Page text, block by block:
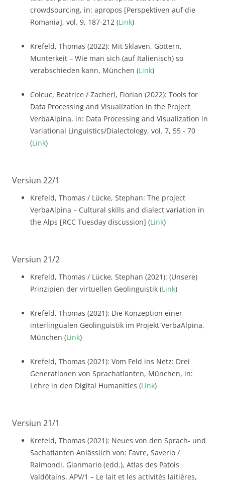
crowdsourcing, in: apropos [Perspektiven auf die
Romania], vol. 9, 187-212 (Link)
Krefeld, Thomas (2022): Mit Sklaven, Göttern,
Munterkeit – Wie man sich (auf Italienisch) so
verabschieden kann, München (Link)
Colcuc, Beatrice / Zacherl, Florian (2022): Tools for
Data Processing and Visualization in the Project
VerbaAlpina, in: Data Processing and Visualization in
Variational Linguistics/Dialectology, vol. 7, 55 - 70
(Link)
Versiun 22/1
Krefeld, Thomas / Lücke, Stephan: The project
VerbaAlpina – Cultural skills and dialect variation in
the Alps [RCC Tuesday discussion] (Link)
Versiun 21/2
Krefeld, Thomas / Lücke, Stephan (2021): (Unsere)
Prinzipien der virtuellen Geolinguistik (Link)
Krefeld, Thomas (2021): Die Konzeption einer
interlingualen Geolinguistik im Projekt VerbaAlpina,
München (Link)
Krefeld, Thomas (2021): Vom Feld ins Netz: Drei
Generationen von Sprachatlanten, München, in:
Lehre in den Digital Humanities (Link)
Versiun 21/1
Krefeld, Thomas (2021): Neues von den Sprach- und
Sachatlanten Anlässlich von: Favre, Saverio /
Raimondi, Gianmario (edd.), Atlas des Patois
Valdôtains. APV/1 – Le lait et les activités laitières,